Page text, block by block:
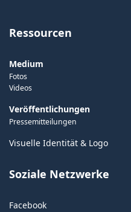
Ressourcen
Medium
Fotos
Videos
Veröffentlichungen
Pressemitteilungen
Visuelle Identität & Logo
Soziale Netzwerke
Facebook